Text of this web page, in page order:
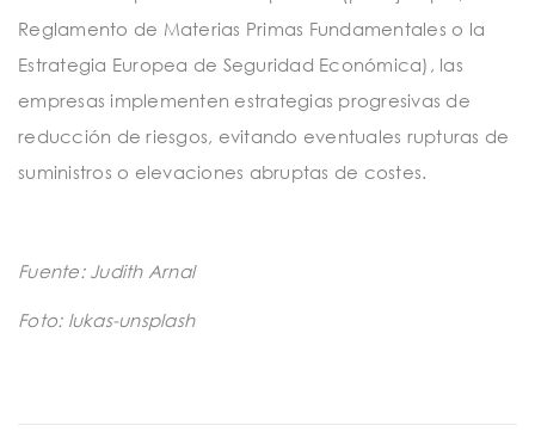
Reglamento de Materias Primas Fundamentales o la
Estrategia Europea de Seguridad Económica), las
empresas implementen estrategias progresivas de
reducción de riesgos, evitando eventuales rupturas de
suministros o elevaciones abruptas de costes.
Fuente: Judith Arnal
Foto: lukas-unsplash